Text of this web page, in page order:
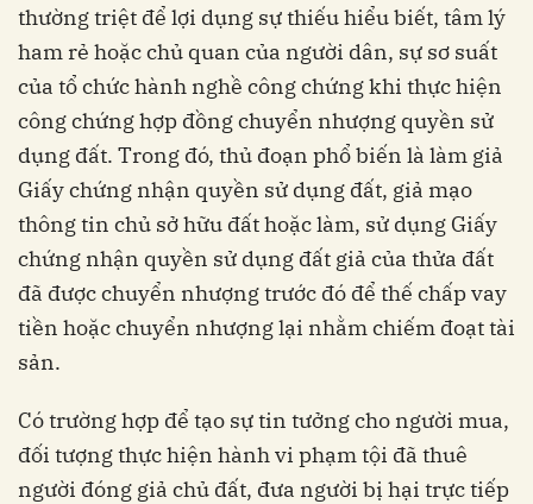
thường triệt để lợi dụng sự thiếu hiểu biết, tâm lý
ham rẻ hoặc chủ quan của người dân, sự sơ suất
của tổ chức hành nghề công chứng khi thực hiện
công chứng hợp đồng chuyển nhượng quyền sử
dụng đất. Trong đó, thủ đoạn phổ biến là làm giả
Giấy chứng nhận quyền sử dụng đất, giả mạo
thông tin chủ sở hữu đất hoặc làm, sử dụng Giấy
chứng nhận quyền sử dụng đất giả của thửa đất
đã được chuyển nhượng trước đó để thế chấp vay
tiền hoặc chuyển nhượng lại nhằm chiếm đoạt tài
sản.
Có trường hợp để tạo sự tin tưởng cho người mua,
đối tượng thực hiện hành vi phạm tội đã thuê
người đóng giả chủ đất, đưa người bị hại trực tiếp